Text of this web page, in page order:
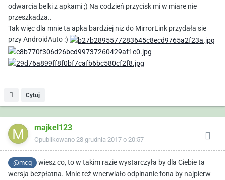
odwarcia belki z apkami ;) Na codzień przycisk mi w miare nie
przeszkadza..
Tak więc dla mnie ta apka bardziej niz do MirrorLink przydała sie
przy AndroidAuto :)
Cytuj
majkel123
Opublikowano 28 grudnia 2017 o 20:57
@mcq
wiesz co, to w takim razie wystarczyła by dla Ciebie ta
wersja bezpłatna. Mnie też wnerwiało odpinanie fona by najpierw